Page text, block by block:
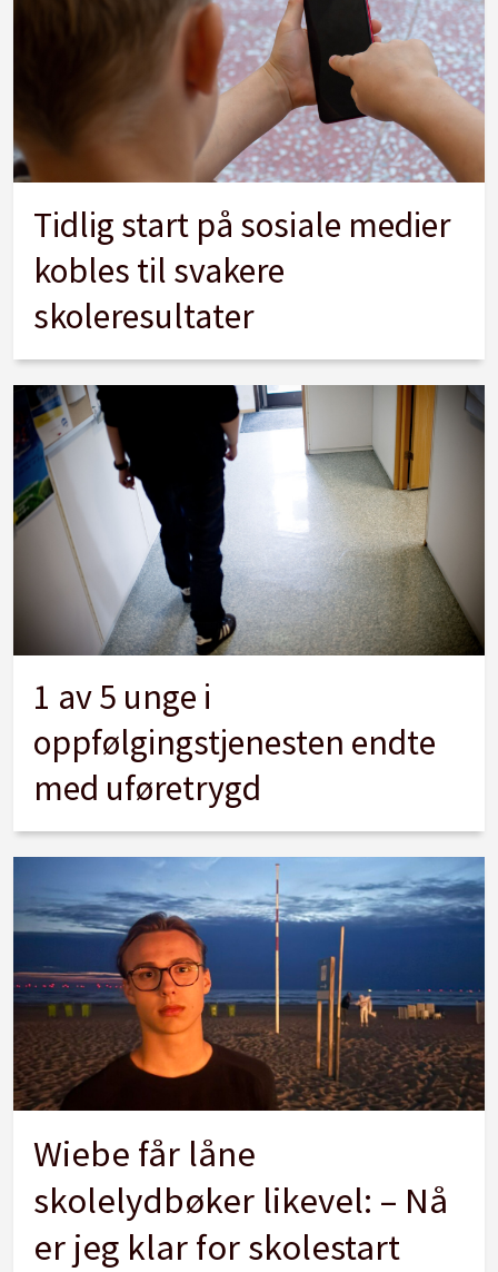
Tidlig start på sosiale medier
kobles til svakere
skoleresultater
1 av 5 unge i
oppfølgingstjenesten endte
med uføretrygd
Wiebe får låne
skolelydbøker likevel: – Nå
er jeg klar for skolestart